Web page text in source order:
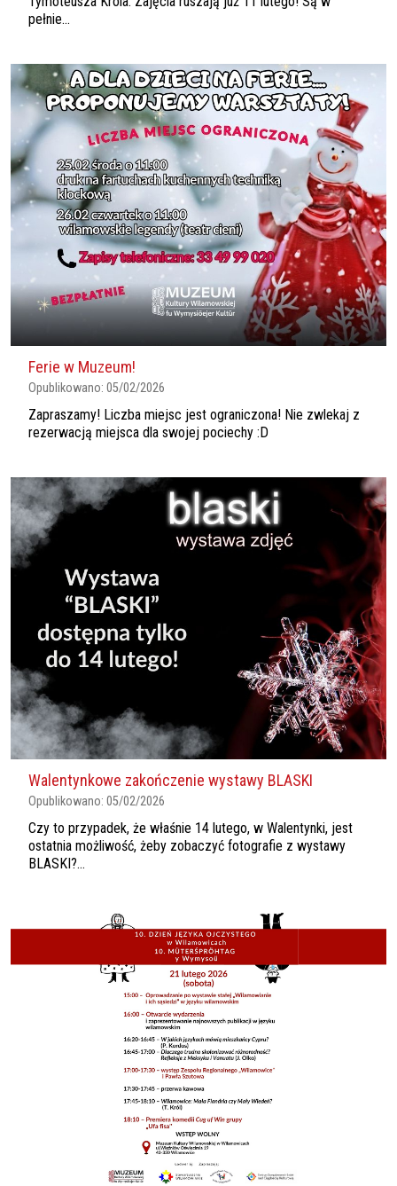
pełnie...
Ferie w Muzeum!
Opublikowano: 05/02/2026
Zapraszamy! Liczba miejsc jest ograniczona! Nie zwlekaj z
rezerwacją miejsca dla swojej pociechy :D
Walentynkowe zakończenie wystawy BLASKI
Opublikowano: 05/02/2026
Czy to przypadek, że właśnie 14 lutego, w Walentynki, jest
ostatnia możliwość, żeby zobaczyć fotografie z wystawy
BLASKI?...